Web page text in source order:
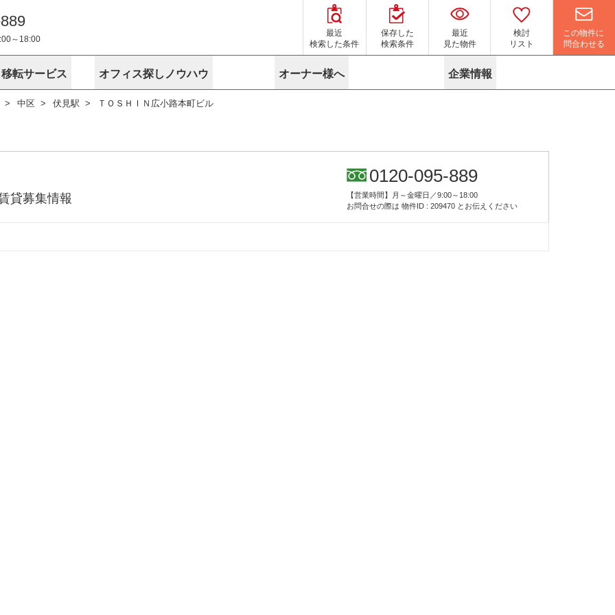
～18:00
最近
検索した条件
保存した
検索条件
最近
見た物件
検討
リスト
この物件に
問合わせる
ックを探す
埼玉
路線から探す
埼玉のクリニックを探す
路線から探す
千葉のクリニックを探す
路線から探す
こだわりから探す
地図から探す
名古屋のクリニックを探す
転サービス オフィス探しノウハウ
が選ばれる理由
ド オフィス移転に関するお役立ちコンテンツ
オーナー様へ
空室
に
物件掲載依頼
蛍光灯の廃止に備えてLED化へ
企業情報
東京本社
中区 伏見駅 ＴＯＳＨＩＮ広小路本町ビル
貸募集情報
0120-095-889
【営業時間】月～金曜日／9:00～18:00
お問合せの際は 物件ID : 209470 とお伝えください